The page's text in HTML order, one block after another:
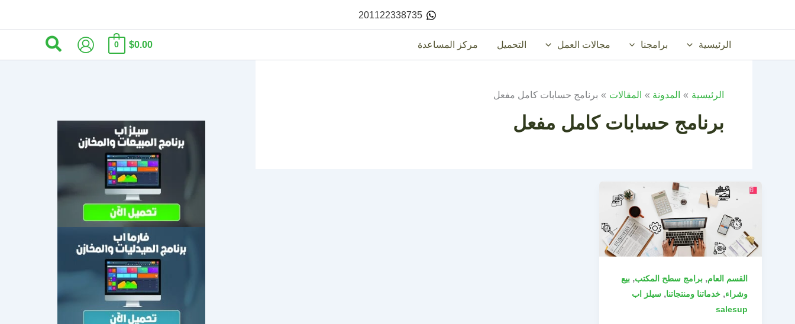
201122338735
الرئيسية برامجنا مجالات العمل التحميل مركز المساعدة $0.00
0 البحث
الرئيسية المدونة المقالات برنامج حسابات كامل مفعل
برنامج حسابات كامل مفعل
القسم العام, برامج سطح المكتب, بيع
وشراء, خدماتنا ومنتجاتنا, سيلز اب
salesup